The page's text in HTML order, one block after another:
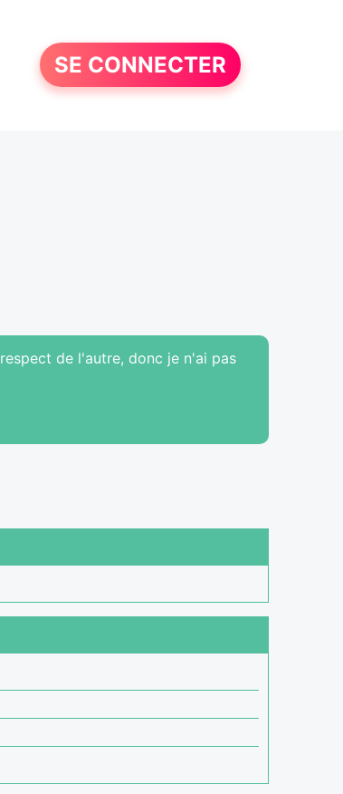
SE CONNECTER
de l'autre, donc je n'ai pas